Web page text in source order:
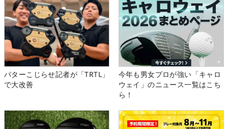
パターこじらせ記者が「TRTL」
で大改善
今年も男女プロが強い「キャロ
ウェイ」のニュース一覧はこち
ら！